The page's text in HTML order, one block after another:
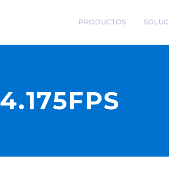
PRODUCTOS
4.175FPS